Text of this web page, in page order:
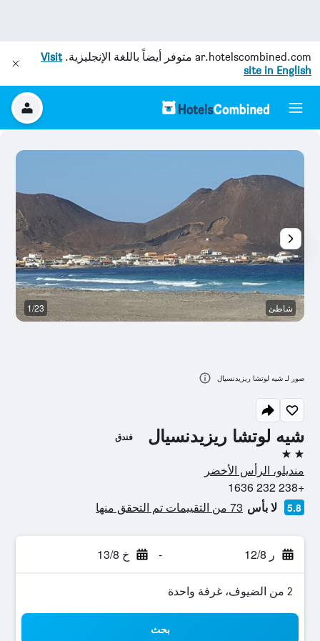
ar.hotelscombined.com متوفر أيضاً باللغة الإنجليزية.Visit
site in English
شيه لوتشا ريزيدنسيال فندق
2 نجمتين
منديلو، الرأس الأخضر
+238 232 1636
5.8 لا بأس 73 من التقييمات تم التحقق منها
ر 12/8 - خ 13/8
2 من الضيوف، غرفة واحدة
بحث
شاطئ 1/23
صور لـ شيه لوتشا ريزيدنسيال